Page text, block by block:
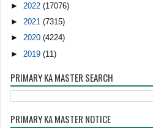
► 2022(17076)
►2021(7315)
►2020(4224)
► 2019(11)
PRIMARY KA MASTER SEARCH
PRIMARY KA MASTER NOTICE